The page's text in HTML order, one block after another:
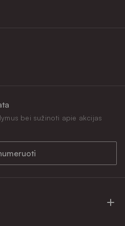
bei sužinoti apie akcijas